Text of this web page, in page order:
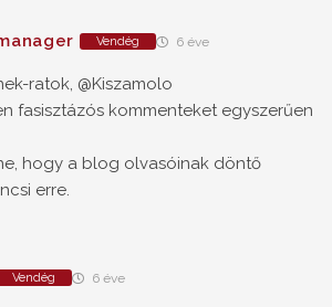
Vendég 6 éve
ratok, @Kiszamolo
fasisztázós kommenteket egyszerűen
hogy a blog olvasóinak döntő
erre.
Vendég 6 éve